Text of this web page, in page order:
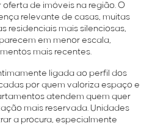
de imóveis na região. O
relevante de casas, muitas
residenciais mais silenciosas,
em menor escala,
mais recentes.
ligada ao perfil dos
por quem valoriza espaço e
atendem quem quer
mais reservada. Unidades
a procura, especialmente